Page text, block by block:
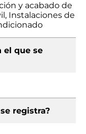
y acabado de
Instalaciones de
el que se
registra?